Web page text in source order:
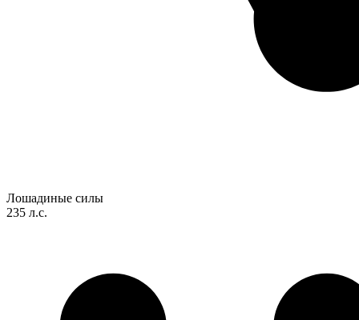
Лошадиные силы
235 л.с.